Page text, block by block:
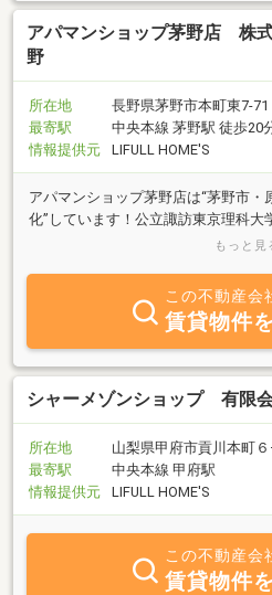
アパマンショップ茅野店 株
野
所在地
長野県茅野市本町東7-71
最寄駅
中央本線 茅野駅 徒歩20
情報提供元
LIFULL HOME'S
アパマンショップ茅野店は“茅野市
化”しています！公立諏訪東京理科大
の学生アパートも得意です！最寄り
もっと見
この不動産会
賃貸物件
シャーメゾンショップ 有限
所在地
山梨県甲府市貢川本町６
最寄駅
中央本線 甲府駅
情報提供元
LIFULL HOME'S
この不動産会
賃貸物件